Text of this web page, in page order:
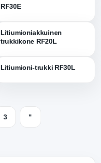
RF30E
Litiumioniakkuinen
trukkikone RF20L
Litiumioni-trukki RF30L
3 "